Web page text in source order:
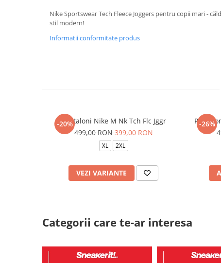
Nike Sportswear Tech Fleece Joggers pentru copii mari -
stil modern!
Informatii conformitate produs
-20%
Pantaloni Nike M Nk Tch Flc Jggr
499,00 RON399,00 RON
XL 2XL
VEZI VARIANTE
-26%
Categorii care te-ar interesa